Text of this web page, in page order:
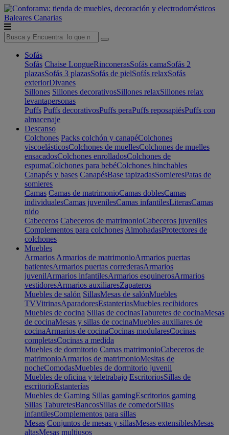
Baleares Canarias
Sofás
Sofás Chaise LongueRinconerasSofás camaSofás 2
plazasSofás 3 plazasSofás de pielSofás relaxSofás
exteriorDivanes
Sillones Sillones decorativosSillones relaxSillones relax
levantapersonas
Puffs Puffs decorativosPuffs peraPuffs reposapiésPuffs con
almacenaje
Descanso
Colchones Packs colchón y canapéColchones
viscoelásticosColchones de muellesColchones de muelles
ensacadosColchones enrolladosColchones de
espumaColchones para bebéColchones hinchables
Canapés y bases CanapésBase tapizadasSomieresPatas de
somieres
Camas Camas de matrimonioCamas doblesCamas
individualesCamas juvenilesCamas infantilesLiterasCamas
nido
Cabeceros Cabeceros de matrimonioCabeceros juveniles
Complementos para colchones AlmohadasProtectores de
colchones
Muebles
Armarios Armarios de matrimonioArmarios puertas
batientesArmarios puertas correderasArmarios
juvenilArmarios infantilesArmarios esquinerosArmarios
vestidoresArmarios auxiliaresZapateros
Muebles de salón SillasMesas de salónMuebles
TVVitrinasAparadoresEstanteriasMuebles recibidores
Muebles de cocina Sillas de cocinasTaburetes de cocinaMesas
de cocinaMesas y sillas de cocinaMuebles auxiliares de
cocinaArmarios de cocinaCocinas modularesCocinas
completasCocinas a medida
Muebles de dormitorio Camas matrimonioCabeceros de
matrimonioArmarios de matrimonioMesitas de
nocheComodasMuebles de dormitorio juvenil
Muebles de oficina y teletrabajo EscritoriosSillas de
escritorioEstanterías
Muebles de Gaming Sillas gamingEscritorios gaming
Sillas TaburetesBancosSillas de comedorSillas
infantilesComplementos para sillas
Mesas Conjuntos de mesas y sillasMesas extensiblesMesas
altasMesas multiusos